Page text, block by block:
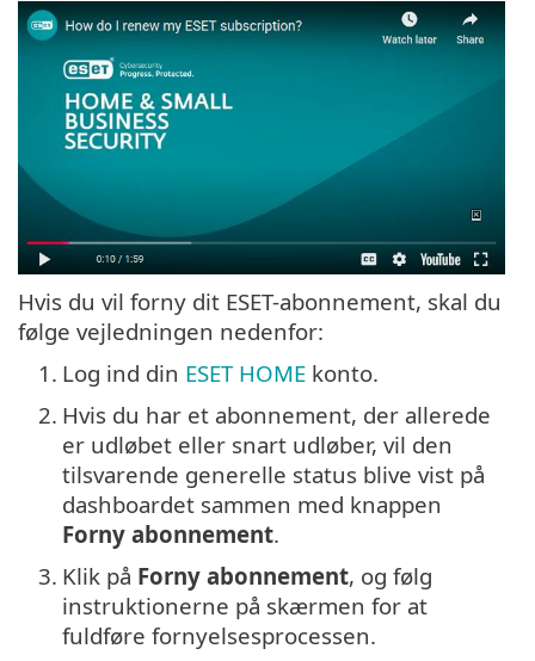
Hvis du vil forny dit ESET-abonnement, skal du
følge vejledningen nedenfor:
1. Log ind din ESET HOME konto.
2. Hvis du har et abonnement, der allerede
er udløbet eller snart udløber, vil den
tilsvarende generelle status blive vist på
dashboardet sammen med knappen
Forny abonnement.
3. Klik på Forny abonnement, og følg
instruktionerne på skærmen for at
fuldføre fornyelsesprocessen.